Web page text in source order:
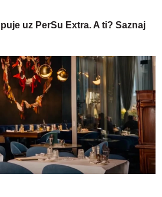
uz PerSu Extra. A ti? Saznaj